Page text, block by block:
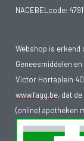
NACEBELcode:
Webshop is erkend
Geneesmiddelen
Victor Hortaplein
www.fagg.be, dat
(online) apotheken